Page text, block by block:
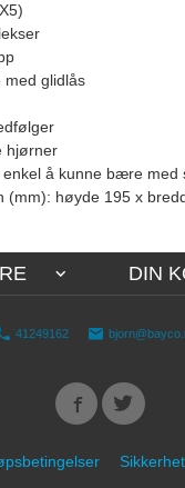
med glidlås
hjørner
å kunne bære med
(mm): høyde 195 x
DIN
41249162